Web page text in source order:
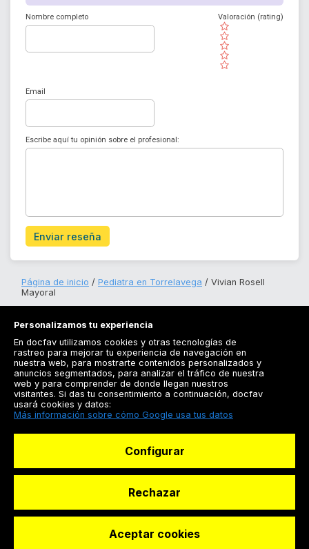
Nombre completo
( )
( )
( )
( )
( )
Valoración (rating)
Email
Escribe aquí tu opinión sobre el profesional:
Enviar reseña
Página de inicio Pediatra en Torrelavega
Vivian Rosell
Mayoral
Registrarse
Docfav
© Dashboard Technologies S.L
Personalizamos tu experiencia
En docfav utilizamos cookies y otras tecnologías de
rastreo para mejorar tu experiencia de navegación en
nuestra web, para mostrarte contenidos personalizados y
anuncios segmentados, para analizar el tráfico de nuestra
web y para comprender de donde llegan nuestros
visitantes. Si das tu consentimiento a continuación, docfav
usará cookies y datos:
Más información sobre cómo Google usa tus datos
Configurar
Rechazar
Aceptar cookies